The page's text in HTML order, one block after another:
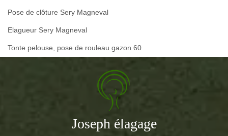
Pose de clôture Sery Magneval
Elagueur Sery Magneval
Tonte pelouse, pose de rouleau gazon 60
Joseph élagage